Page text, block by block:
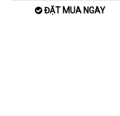
ĐẶT MUA NGAY